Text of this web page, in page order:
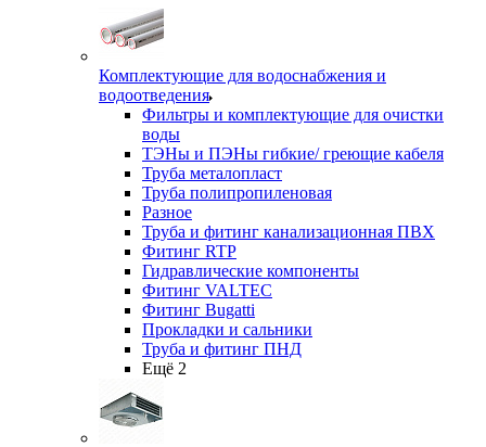
Комплектующие для водоснабжения и
водоотведения
Фильтры и комплектующие для очистки
воды
ТЭНы и ПЭНы гибкие/ греющие кабеля
Труба металопласт
Труба полипропиленовая
Разное
Труба и фитинг канализационная ПВХ
Фитинг RTP
Гидравлические компоненты
Фитинг VALTEC
Фитинг Bugatti
Прокладки и сальники
Труба и фитинг ПНД
Ещё 2